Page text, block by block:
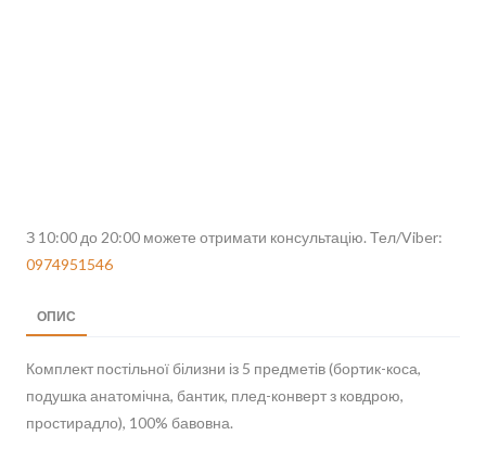
З 10:00 до 20:00 можете отримати консультацію. Тел/Viber:
0974951546
ОПИС
Комплект постільної білизни із 5 предметів (бортик-коса,
подушка анатомічна, бантик, плед-конверт з ковдрою,
простирадло), 100% бавовна.